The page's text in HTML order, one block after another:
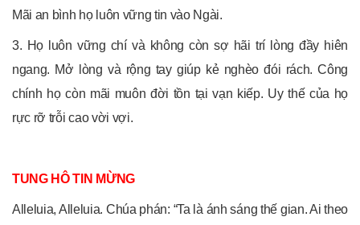
Mãi an bình họ luôn vững tin vào Ngài.
3. Họ luôn vững chí và không còn sợ hãi trí lòng đầy hiên
ngang. Mở lòng và rộng tay giúp kẻ nghèo đói rách. Công
chính họ còn mãi muôn đời tồn tại vạn kiếp. Uy thế của họ
rực rỡ trỗi cao vời vợi.
TUNG HÔ TIN MỪNG
Alleluia, Alleluia. Chúa phán: “Ta là ánh sáng thế gian. Ai theo